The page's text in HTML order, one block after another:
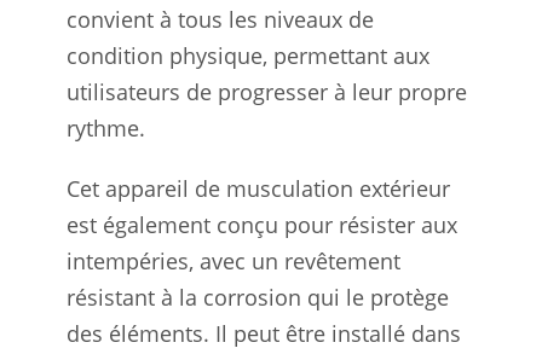
convient à tous les niveaux de
condition physique, permettant aux
utilisateurs de progresser à leur propre
rythme.
Cet appareil de musculation extérieur
est également conçu pour résister aux
intempéries, avec un revêtement
résistant à la corrosion qui le protège
des éléments. Il peut être installé dans